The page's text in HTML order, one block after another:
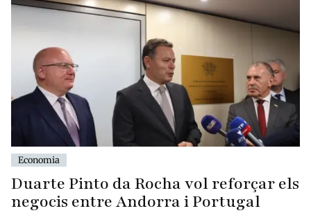
Economia
Duarte Pinto da Rocha vol reforçar els
negocis entre Andorra i Portugal